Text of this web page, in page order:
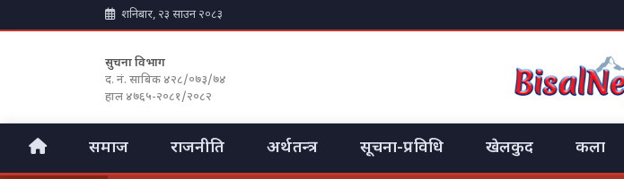
शनिबार, २३ साउन २०८३
सुचना विभाग
द. नं. साबिक ४२८/०७३/७४
हाल ४७६५-२०८१/२०८२
समाज राजनीति अर्थतन्त्र सूचना-प्रविधि खेलकुद कला